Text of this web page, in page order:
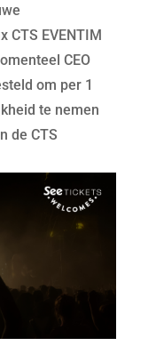
CTS EVENTIM
CEO
om per 1
te nemen
de CTS